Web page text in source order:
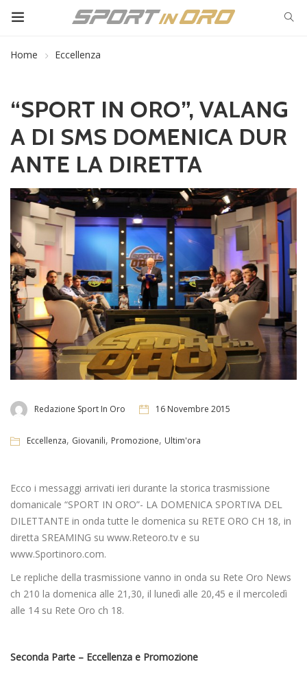
Home Eccellenza
“SPORT IN ORO”, VALANG
A DI SMS DOMENICA DUR
ANTE LA DIRETTA
Redazione Sport In Oro 16 Novembre 2015
Eccellenza, Giovanili, Promozione, Ultim'ora
Ecco i messaggi arrivati ieri durante la storica trasmissione
domanicale “SPORT IN ORO”- LA DOMENICA SPORTIVA DEL
DILETTANTE in onda tutte le domenica su RETE ORO CH 18, in
diretta SREAMING su www.Reteoro.tv e su
www.Sportinoro.com.
Le repliche della trasmissione vanno in onda su Rete Oro News
ch 210 la domenica alle 21,30, il lunedì alle 20,45 e il mercoledì
alle 14 su Rete Oro ch 18.
Seconda Parte – Eccellenza e Promozione